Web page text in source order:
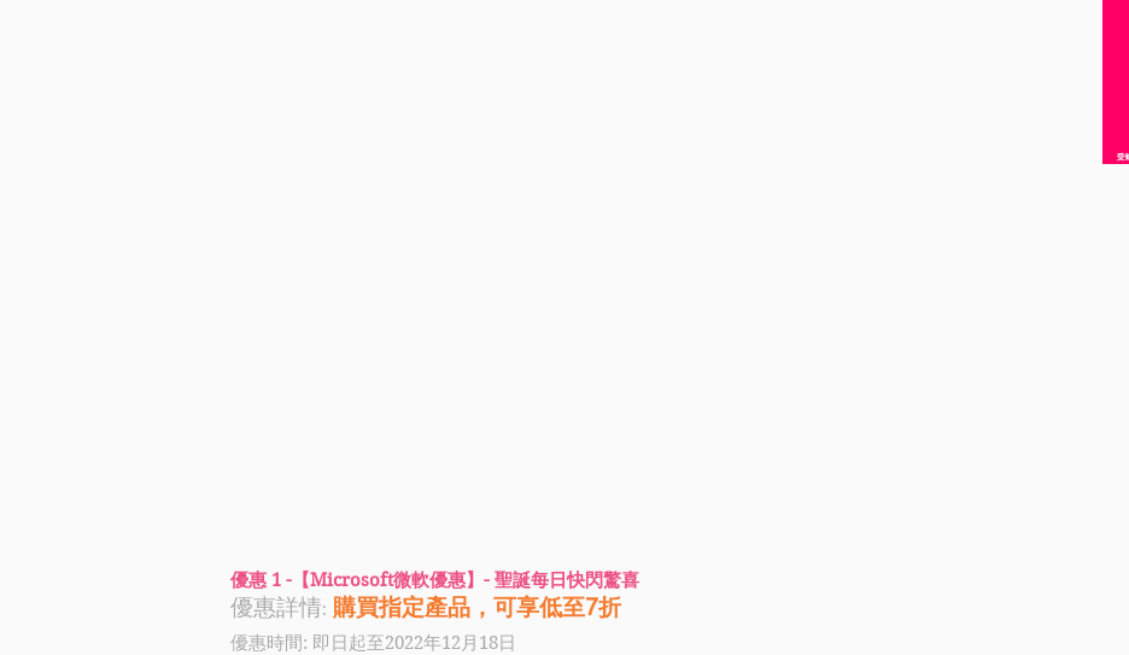
優惠 1 -【Microsoft微軟優惠】- 聖誕每日快閃驚喜
優惠詳情: 購買指定產品，可享低至7折
優惠時間: 即日起至2022年12月18日